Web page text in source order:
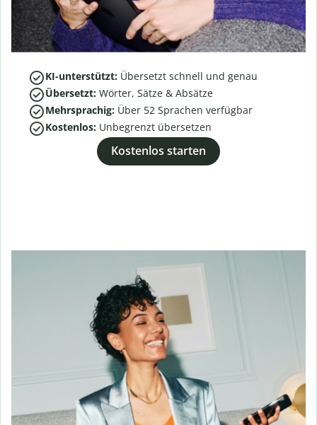
KI-unterstützt: Übersetzt schnell und genau
Übersetzt: Wörter, Sätze & Absätze
Mehrsprachig: Über 52 Sprachen verfügbar
Kostenlos: Unbegrenzt übersetzen
Kostenlos starten